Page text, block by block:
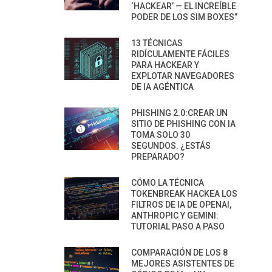
‘HACKEAR’ — EL INCREÍBLE
PODER DE LOS SIM BOXES”
13 TÉCNICAS
RIDÍCULAMENTE FÁCILES
PARA HACKEAR Y
EXPLOTAR NAVEGADORES
DE IA AGÉNTICA
PHISHING 2.0:CREAR UN
SITIO DE PHISHING CON IA
TOMA SOLO 30
SEGUNDOS. ¿ESTÁS
PREPARADO?
CÓMO LA TÉCNICA
TOKENBREAK HACKEA LOS
FILTROS DE IA DE OPENAI,
ANTHROPIC Y GEMINI:
TUTORIAL PASO A PASO
COMPARACIÓN DE LOS 8
MEJORES ASISTENTES DE